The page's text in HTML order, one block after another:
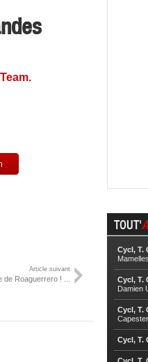
Article suivant
Roaguerrero ! ...
TOUT'
Cycl, T.
Mamelles
Cycl, T.
Damien
Cycl, T.
Cycl, T.